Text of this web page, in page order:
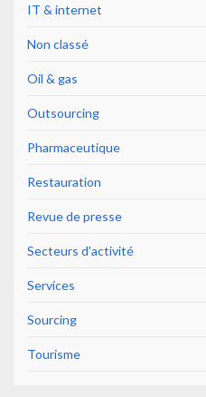
IT & internet
Non classé
Oil & gas
Outsourcing
Pharmaceutique
Restauration
Revue de presse
Secteurs d'activité
Services
Sourcing
Tourisme